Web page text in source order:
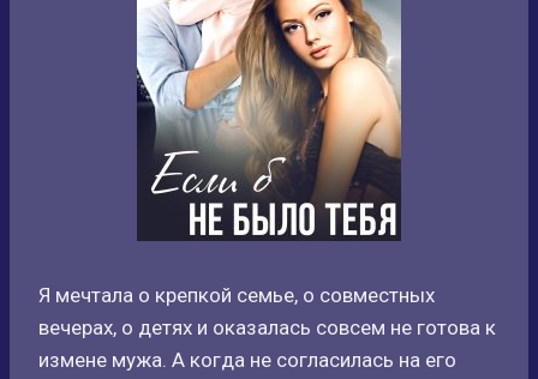
Я мечтала о крепкой семье, о совместных
вечерах, о детях и оказалась совсем не готова к
измене мужа. А когда не согласилась на его